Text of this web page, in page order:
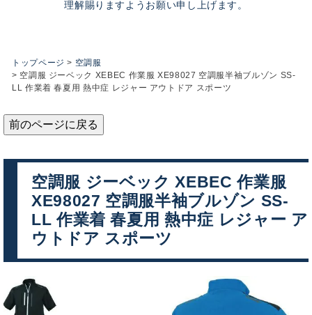
理解賜りますようお願い申し上げます。
トップページ
空調服
空調服 ジーベック XEBEC 作業服 XE98027 空調服半袖ブルゾン SS-
LL 作業着 春夏用 熱中症 レジャー アウトドア スポーツ
前のページに戻る
空調服 ジーベック XEBEC 作業服
XE98027 空調服半袖ブルゾン SS-
LL 作業着 春夏用 熱中症 レジャー ア
ウトドア スポーツ